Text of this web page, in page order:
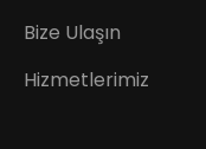
Bize Ulaşın
Hizmetlerimiz